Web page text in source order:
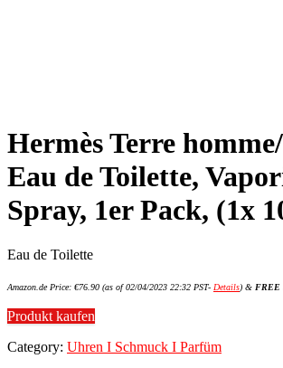
Hermès Terre
Eau de Toilette,
Spray, 1er Pack, (1x
Eau de Toilette
Amazon.de Price: €76.90 (as of 02/04/2023 22:32 PST- Details) & FREE
Produkt kaufen
Category: Uhren I Schmuck I Parfüm